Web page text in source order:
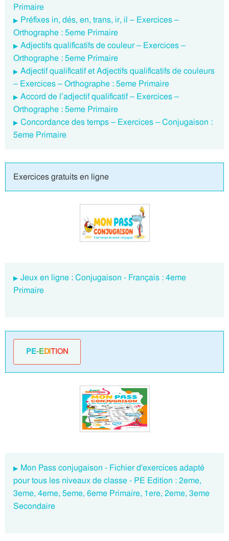
Primaire
Préfixes in, dés, en, trans, ir, il – Exercices –
Orthographe : 5eme Primaire
Adjectifs qualificatifs de couleur – Exercices –
Orthographe : 5eme Primaire
Adjectif qualificatif et Adjectifs qualificatifs de couleurs
– Exercices – Orthographe : 5eme Primaire
Accord de l’adjectif qualificatif – Exercices –
Orthographe : 5eme Primaire
Concordance des temps – Exercices – Conjugaison :
5eme Primaire
Exercices gratuits en ligne
Jeux en ligne : Conjugaison - Français : 4eme
Primaire
PE-EDITION
Mon Pass conjugaison - Fichier d'exercices adapté
pour tous les niveaux de classe - PE Edition : 2eme,
3eme, 4eme, 5eme, 6eme Primaire, 1ere, 2eme, 3eme
Secondaire